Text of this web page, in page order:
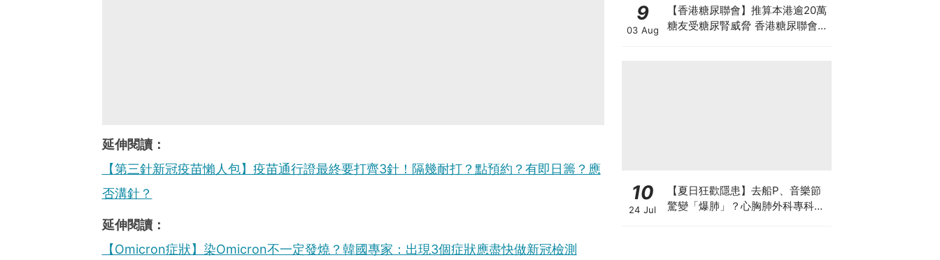
延伸閱讀：
【第三針新冠疫苗懶人包】疫苗通行證最終要打齊3針！隔幾耐打？點預約？有即日籌？應
否溝針？
延伸閱讀：
【Omicron症狀】染Omicron不一定發燒？韓國專家：出現3個症狀應盡快做新冠檢測
9
03 Aug
【香港糖尿聯會】推算本港逾20萬
糖友受糖尿腎威脅 香港糖尿聯會
10
24 Jul
【夏日狂歡隱患】去船P、音樂節
驚變「爆肺」？心胸肺外科專科醫